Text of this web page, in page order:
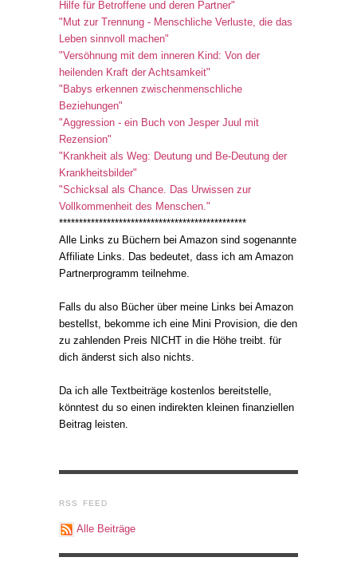
Hilfe für Betroffene und deren Partner"
"Mut zur Trennung - Menschliche Verluste, die das
Leben sinnvoll machen"
"Versöhnung mit dem inneren Kind: Von der
heilenden Kraft der Achtsamkeit"
"Babys erkennen zwischenmenschliche
Beziehungen"
"Aggression - ein Buch von Jesper Juul mit
Rezension"
"Krankheit als Weg: Deutung und Be-Deutung der
Krankheitsbilder"
"Schicksal als Chance. Das Urwissen zur
Vollkommenheit des Menschen."
***********************************************
Alle Links zu Büchern bei Amazon sind sogenannte
Affiliate Links. Das bedeutet, dass ich am Amazon
Partnerprogramm teilnehme.
Falls du also Bücher über meine Links bei Amazon
bestellst, bekomme ich eine Mini Provision, die den
zu zahlenden Preis NICHT in die Höhe treibt. für
dich änderst sich also nichts.
Da ich alle Textbeiträge kostenlos bereitstelle,
könntest du so einen indirekten kleinen finanziellen
Beitrag leisten.
RSS FEED
Alle Beiträge